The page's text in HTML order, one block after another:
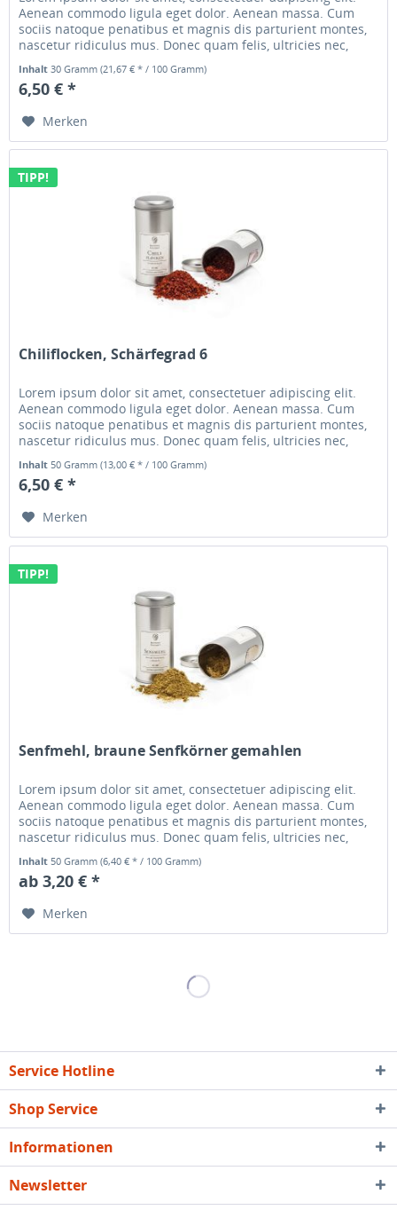
Aenean commodo ligula eget dolor. Aenean massa. Cum
sociis natoque penatibus et magnis dis parturient montes,
nascetur ridiculus mus. Donec quam felis, ultricies nec,
Inhalt30 Gramm(21,67 € * / 100 Gramm)
6,50 € *
Merken
TIPP!
Chiliflocken, Schärfegrad 6
Lorem ipsum dolor sit amet, consectetuer adipiscing elit.
Aenean commodo ligula eget dolor. Aenean massa. Cum
sociis natoque penatibus et magnis dis parturient montes,
nascetur ridiculus mus. Donec quam felis, ultricies nec,
pellentesque...
Inhalt 50 Gramm(13,00 € * / 100 Gramm)
6,50 € *
Merken
TIPP!
Senfmehl, braune Senfkörner gemahlen
Lorem ipsum dolor sit amet, consectetuer adipiscing elit.
Aenean commodo ligula eget dolor. Aenean massa. Cum
sociis natoque penatibus et magnis dis parturient montes,
nascetur ridiculus mus. Donec quam felis, ultricies nec,
pellentesque...
Inhalt 50 Gramm(6,40 € * / 100 Gramm)
ab 3,20 € *
Merken
Service Hotline
Shop Service
Informationen
Newsletter